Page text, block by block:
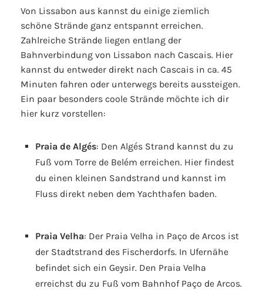
Von Lissabon aus kannst du einige ziemlich
schöne Strände ganz entspannt erreichen.
Zahlreiche Strände liegen entlang der
Bahnverbindung von Lissabon nach Cascais. Hier
kannst du entweder direkt nach Cascais in ca. 45
Minuten fahren oder unterwegs bereits aussteigen.
Ein paar besonders coole Strände möchte ich dir
hier kurz vorstellen:
Praia de Algés: Den Algés Strand kannst du zu
Fuß vom Torre de Belém erreichen. Hier findest
du einen kleinen Sandstrand und kannst im
Fluss direkt neben dem Yachthafen baden.
Praia Velha: Der Praia Velha in Paço de Arcos ist
der Stadtstrand des Fischerdorfs. In Ufernähe
befindet sich ein Geysir. Den Praia Velha
erreichst du zu Fuß vom Bahnhof Paço de Arcos.